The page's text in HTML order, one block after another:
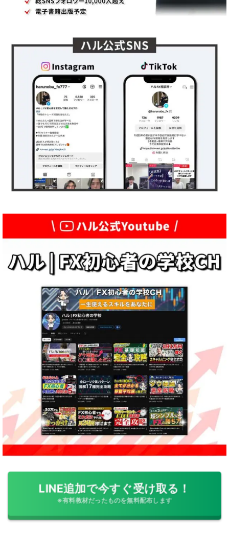
LINE追加で今すぐ受け取る！
※有料教材だったものを無料配布します